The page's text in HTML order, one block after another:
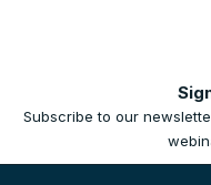
Subscribe to our